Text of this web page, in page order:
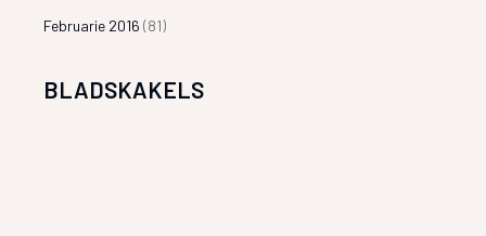
Februarie 2016 (81)
BLADSKAKELS